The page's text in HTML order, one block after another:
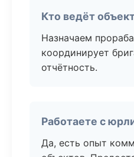
Кто ведёт
Назначаем
координирует
отчётность.
Работаете с
Да, есть опыт